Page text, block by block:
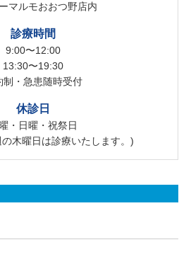
マルモおおつ野店内
診療時間
9:00〜12:00
13:30〜19:30
制・急患随時受付
休診日
・日曜・祝祭日
の木曜日は診療いたします。)